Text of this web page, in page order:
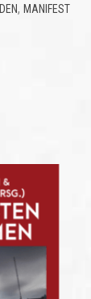
, MANIFEST